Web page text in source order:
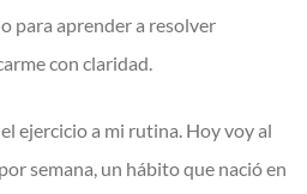
para aprender a resolver
con claridad.
ejercicio a mi rutina. Hoy voy al
semana, un hábito que nació en